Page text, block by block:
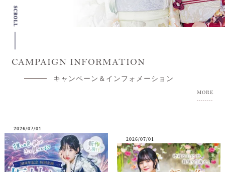
SCROLL
CAMPAIGN INFORMATION
キャンペーン＆インフォメーション
MORE
2026/07/01
2026/07/01